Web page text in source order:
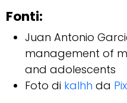
Fonti:
Juan Antonio
management of
and adolescents
Foto di kalhh da